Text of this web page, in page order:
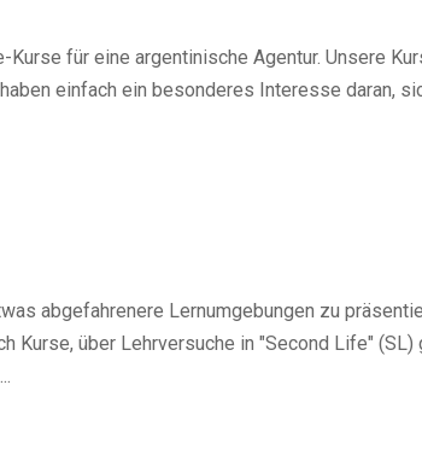
Kurse für eine argentinische Agentur. Unsere
einfach ein besonderes Interesse daran,
abgefahrenere Lernumgebungen zu
Kurse, über Lehrversuche in "Second Life"